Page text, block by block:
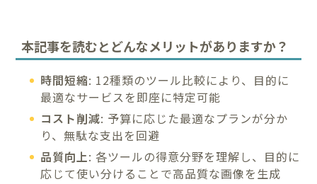
本記事を読むとどんなメリットがありますか？
時間短縮: 12種類のツール比較により、目的に
最適なサービスを即座に特定可能
コスト削減: 予算に応じた最適なプランが分か
り、無駄な支出を回避
品質向上: 各ツールの得意分野を理解し、目的に
応じて使い分けることで高品質な画像を生成